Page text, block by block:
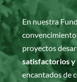
En nuestra
proyectos
satisfactorios
encantados de